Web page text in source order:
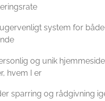
system for
og unik
hvem I er
sparring og rådgivning